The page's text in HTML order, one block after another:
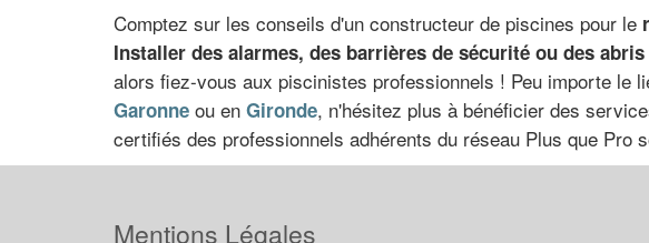
Comptez sur les conseils d'un constructeur de piscines pour le
Installer des alarmes, des barrières de sécurité ou des
alors fiez-vous aux piscinistes professionnels ! Peu importe le
Garonne ou en Gironde, n'hésitez plus à bénéficier des
certifiés des professionnels adhérents du réseau Plus que Pro
Mentions Légales